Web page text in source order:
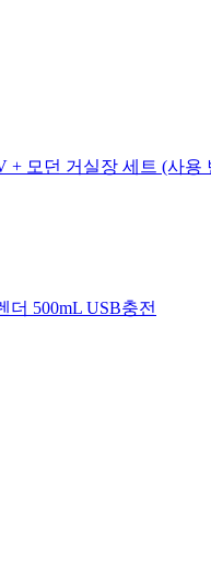
+ 모던 거실장 세트 (사용
더 500mL USB충전